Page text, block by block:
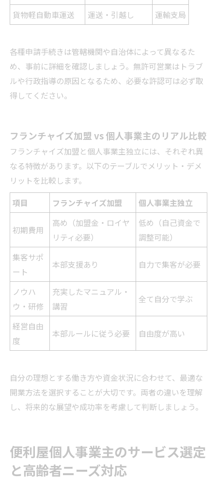
貨物軽自動車運送
運送・引越し 運輸支局
各種申請手続きは管轄機関や自治体によって異なるた
め、事前に詳細を確認しましょう。無許可営業はトラブ
ルや行政指導の原因となるため、必要な許認可は必ず取
得してください。
フランチャイズ加盟 vs 個人事業主のリアル比較
フランチャイズ加盟と個人事業主独立には、それぞれ異
なる特徴があります。以下のテーブルでメリット・デメ
リットを比較します。
項目
フランチャイズ加盟 個人事業主独立
初期費用
高め（加盟金・ロイヤ
リティ必要）
低め（自己資金で
調整可能）
集客サポ
ート
本部支援あり 自力で集客が必要
ノウハ
ウ・研修
充実したマニュアル・
講習
全て自分で学ぶ
経営自由
度
本部ルールに従う必要 自由度が高い
自分の理想とする働き方や資金状況に合わせて、最適な
開業方法を選択することが大切です。両者の違いを理解
し、将来的な展望や成功率を考慮して判断しましょう。
便利屋個人事業主のサービス選定
と高齢者ニーズ対応